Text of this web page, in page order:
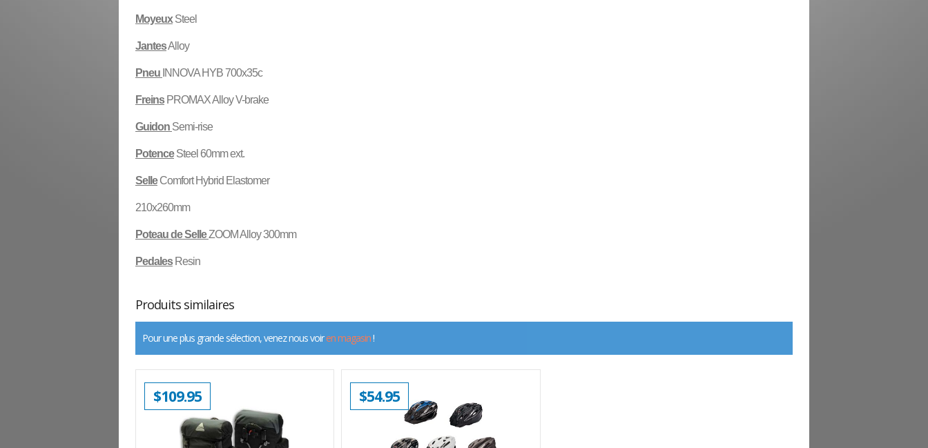
MoyeuxSteel
JantesAlloy
Pneu INNOVA HYB 700x35c
FreinsPROMAX Alloy V-brake
Guidon Semi-rise
PotenceSteel 60mm ext.
SelleComfort Hybrid Elastomer
210x260mm
Poteau de SelleZOOM Alloy 300mm
PedalesResin
Produits similaires
Pour une plus grande sélection, venez nous voiren magasin!
$109.95 $54.95